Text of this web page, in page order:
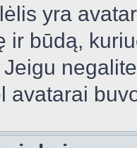
yra
ir būdą,
avatarai